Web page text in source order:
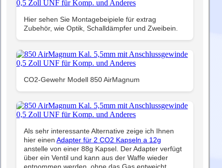
Hier sehen Sie Montagebeipiele für extrag
Zubehör, wie Optik, Schalldämpfer und Zweibein.
CO2-Gewehr Modell 850 AirMagnum
Als sehr interessante Alternative zeige ich Ihnen
hier einen Adapter für 2 CO2 Kapseln a 12g
anstelle von einer 88g Kapsel. Der Adapter verfügt
über ein Ventil und kann aus der Waffe wieder